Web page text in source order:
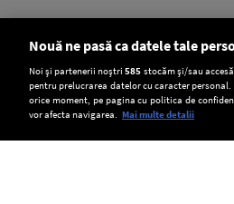
Setări:
Dark Mode
Nouă ne pasă ca datele tale
Noi și partenerii noștri585 stocăm și/sau
pentru prelucrarea datelor cu caracter
orice moment, pe pagina cu politica de
vor afecta navigarea. Mai multe detalii